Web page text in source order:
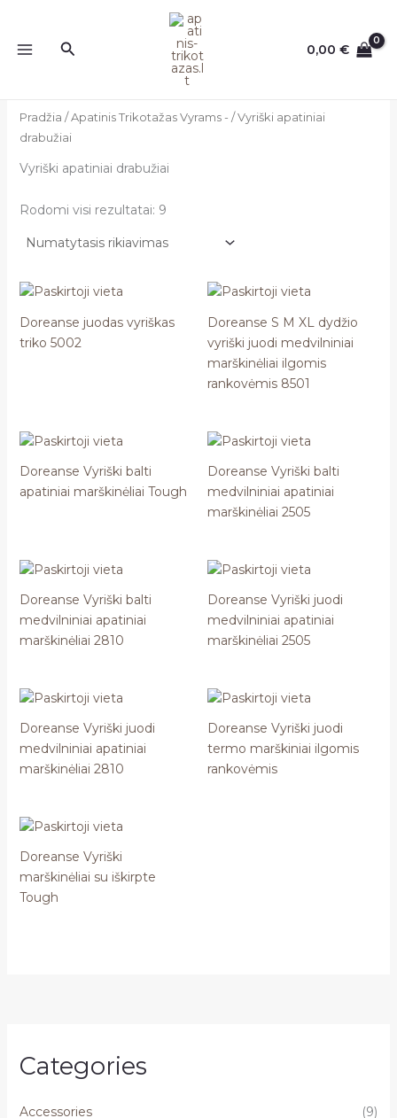
turinio
Paieška 0,00€
Categories
Accessories
(9)
Pradžia /Apatinis Trikotažas Vyrams - / Vyriški apatiniai
drabužiai
Vyriški apatiniai drabužiai
Rodomi visi rezultatai: 9
Doreanse juodas vyriškas
triko 5002
Doreanse S M XL dydžio
vyriški juodi medvilniniai
marškinėliai ilgomis
rankovėmis 8501
Doreanse Vyriški balti
apatiniai marškinėliai Tough
Doreanse Vyriški balti
medvilniniai apatiniai
marškinėliai 2505
Doreanse Vyriški balti
medvilniniai apatiniai
marškinėliai 2810
Doreanse Vyriški juodi
medvilniniai apatiniai
marškinėliai 2505
Doreanse Vyriški juodi
medvilniniai apatiniai
marškinėliai 2810
Doreanse Vyriški juodi
termo marškiniai ilgomis
rankovėmis
Doreanse Vyriški
marškinėliai su iškirpte
Tough